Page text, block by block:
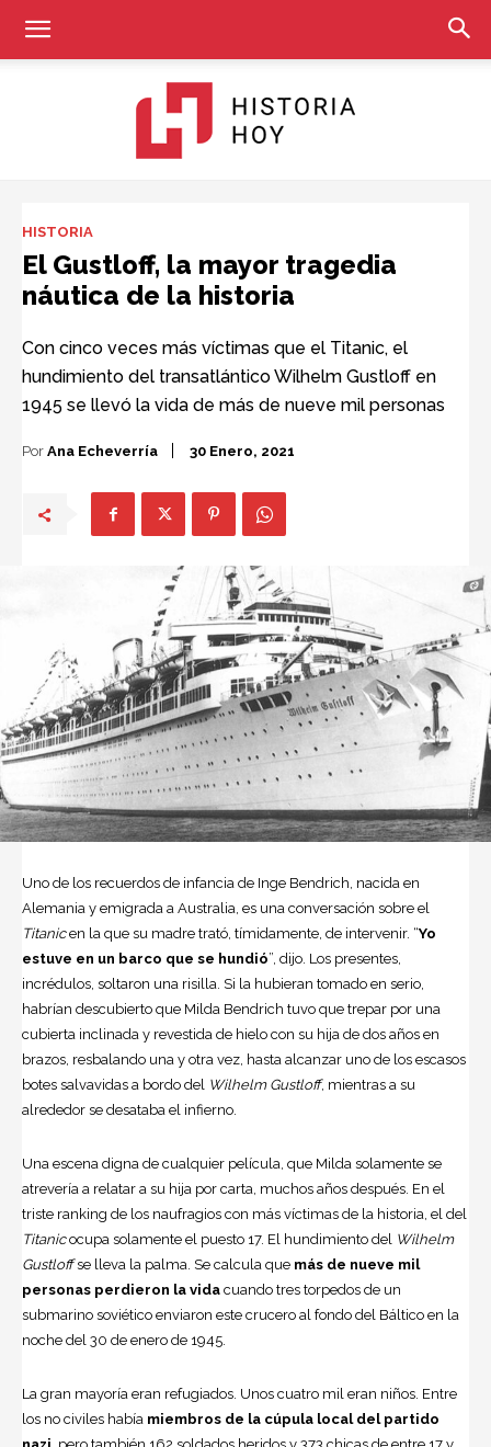
Hoy
HISTORIA
El Gustloff, la mayor tragedia
náutica de la historia
Con cinco veces más víctimas que el Titanic, el
hundimiento del transatlántico Wilhelm Gustloff en
1945 se llevó la vida de más de nueve mil personas
Por Ana Echeverría 30 Enero, 2021
Uno de los recuerdos de infancia de Inge Bendrich, nacida en
Alemania y emigrada a Australia, es una conversación sobre el
Titanicen la que su madre trató, tímidamente, de intervenir. “Yo
estuve en un barco que se hundió”, dijo. Los presentes,
incrédulos, soltaron una risilla. Si la hubieran tomado en serio,
habrían descubierto que Milda Bendrich tuvo que trepar por una
cubierta inclinada y revestida de hielo con su hija de dos años en
brazos, resbalando una y otra vez, hasta alcanzar uno de los escasos
botes salvavidas a bordo del Wilhelm Gustloff, mientras a su
alrededor se desataba el infierno.
Una escena digna de cualquier película, que Milda solamente se
atrevería a relatar a su hija por carta, muchos años después. En el
triste ranking de los naufragios con más víctimas de la historia, el del
Titanicocupa solamente el puesto 17. El hundimiento del Wilhelm
Gustloffse lleva la palma. Se calcula que más de nueve mil
personas perdieron la vida cuando tres torpedos de un
submarino soviético enviaron este crucero al fondo del Báltico en la
noche del 30 de enero de 1945.
La gran mayoría eran refugiados. Unos cuatro mil eran niños. Entre
los no civiles había miembros de la cúpula local del partido